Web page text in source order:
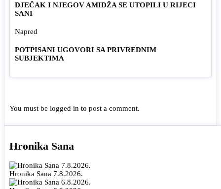
DJEČAK I NJEGOV AMIDŽA SE UTOPILI U RIJECI
SANI
Napred
POTPISANI UGOVORI SA PRIVREDNIM
SUBJEKTIMA
You must be logged in to post a comment.
Hronika Sana
Hronika Sana 7.8.2026.